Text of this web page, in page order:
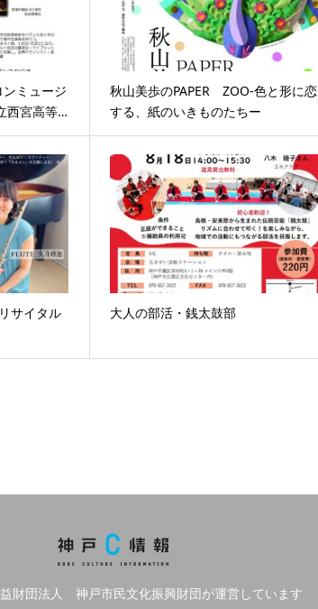
ミュージ
西宮高等…
秋山美歩のPAPER ZOO-色と形に恋
する、紙のいきものたちー
サイタル 大人の部活・銭太鼓部
財団法人 神戸市民文化振興財団が運営しています